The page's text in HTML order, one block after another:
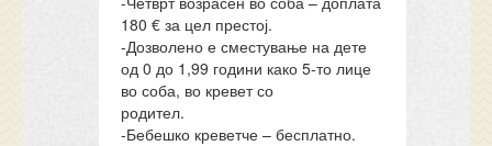
180 € за цел престој.
-Дозволено е сместување на дете
од 0 до 1,99 години како 5-то лице
во соба, во кревет со
родител.
-Бебешко креветче – бесплатно.